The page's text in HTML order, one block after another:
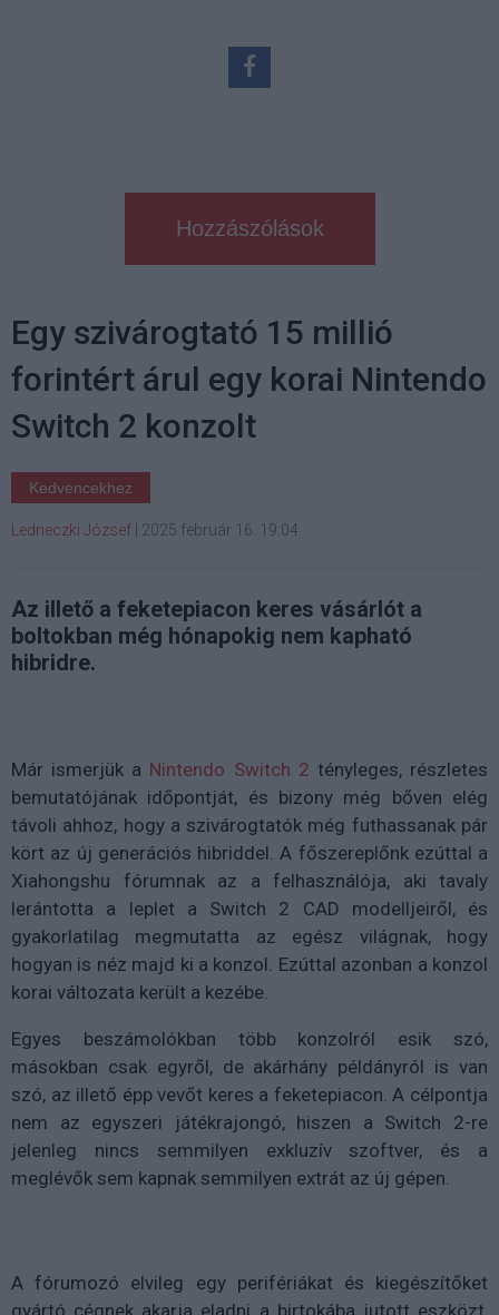
Hozzászólások
Egy szivárogtató 15 millió
forintért árul egy korai Nintendo
Switch 2 konzolt
Kedvencekhez
Ledneczki József 2025 február 16. 19:04
Az illető a feketepiacon keres vásárlót a
boltokban még hónapokig nem kapható
hibridre.
Már ismerjük a Nintendo Switch 2 tényleges, részletes
bemutatójának időpontját, és bizony még bőven elég
távoli ahhoz, hogy a szivárogtatók még futhassanak pár
kört az új generációs hibriddel. A főszereplőnk ezúttal a
Xiahongshu fórumnak az a felhasználója, aki tavaly
lerántotta a leplet a Switch 2 CAD modelljeiről, és
gyakorlatilag megmutatta az egész világnak, hogy
hogyan is néz majd ki a konzol. Ezúttal azonban a konzol
korai változata került a kezébe.
Egyes beszámolókban több konzolról esik szó,
másokban csak egyről, de akárhány példányról is van
szó, az illető épp vevőt keres a feketepiacon. A célpontja
nem az egyszeri játékrajongó, hiszen a Switch 2-re
jelenleg nincs semmilyen exkluzív szoftver, és a
meglévők sem kapnak semmilyen extrát az új gépen.
A fórumozó elvileg egy perifériákat és kiegészítőket
gyártó cégnek akarja eladni a birtokába jutott eszközt,